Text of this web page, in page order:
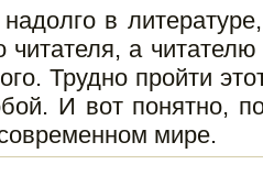
в
читателя, а
Трудно пройти
И вот понятно,
мире.